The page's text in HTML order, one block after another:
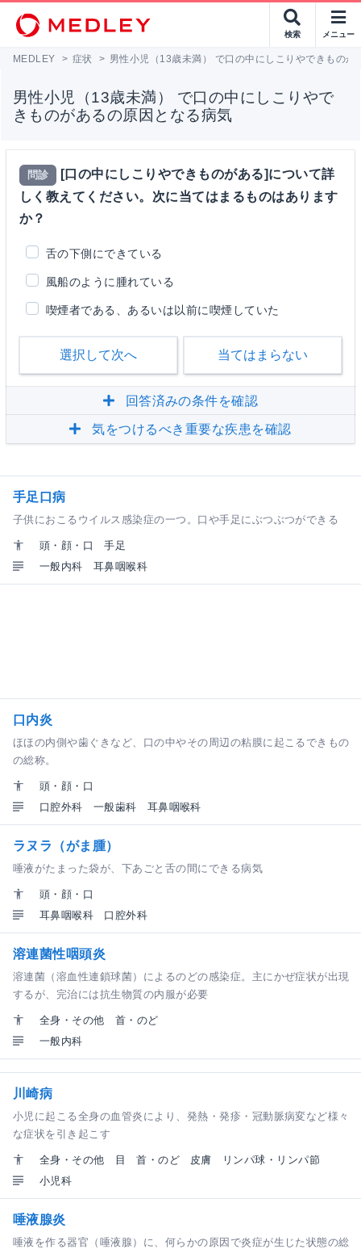
検索 メニュー
MEDLEY > 症状 > 男性小児（13歳未満） で口の中にしこりやできものが
男性小児（13歳未満） で口の中にしこりやで
きものがあるの原因となる病気
問診
[口の中にしこりやできものがある]について詳
しく教えてください。次に当てはまるものはあります
か？
舌の下側にできている
風船のように腫れている
喫煙者である、あるいは以前に喫煙していた
選択して次へ 当てはまらない
回答済みの条件を確認
気をつけるべき重要な疾患を確認
手足口病
子供におこるウイルス感染症の一つ。口や手足にぶつぶつができる
頭・顔・口
手足
一般内科
耳鼻咽喉科
口内炎
ほほの内側や歯ぐきなど、口の中やその周辺の粘膜に起こるできもの
の総称。
頭・顔・口
口腔外科
一般歯科 耳鼻咽喉科
ラヌラ（がま腫）
唾液がたまった袋が、下あごと舌の間にできる病気
頭・顔・口
耳鼻咽喉科
口腔外科
溶連菌性咽頭炎
溶連菌（溶血性連鎖球菌）によるのどの感染症。主にかぜ症状が出現
するが、完治には抗生物質の内服が必要
全身・その他
首・のど
一般内科
川崎病
小児に起こる全身の血管炎により、発熱・発疹・冠動脈病変など様々
な症状を引き起こす
全身・その他 目 首・のど 皮膚
リンパ球・リンパ節
小児科
唾液腺炎
唾液を作る器官（唾液腺）に、何らかの原因で炎症が生じた状態の総